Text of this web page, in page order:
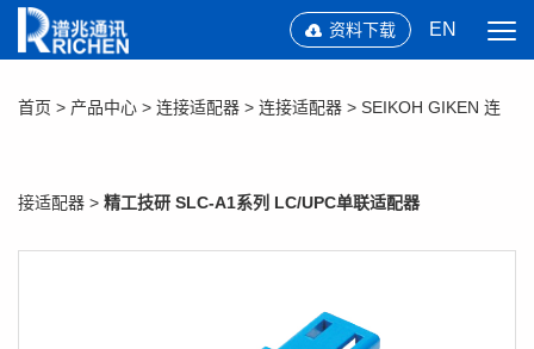
资料下载 EN
首页 > 产品中心 > 连接适配器 > 连接适配器 > SEIKOH GIKEN 连
接适配器 > 精工技研 SLC-A1系列 LC/UPC单联适配器